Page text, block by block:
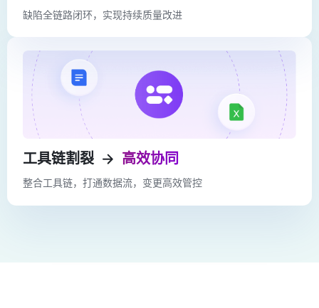
缺陷全链路闭环，实现持续质量改进
工具链割裂 高效协同
整合工具链，打通数据流，变更高效管控